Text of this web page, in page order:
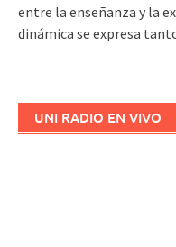
entre la enseñanza y la
dinámica se expresa
UNI RADIO EN VIVO